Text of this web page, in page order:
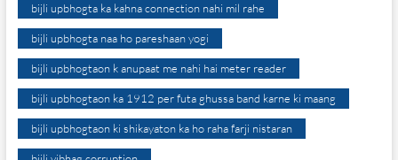
bijli upbhogta ka kahna connection nahi mil rahe
bijli upbhogta naa ho pareshaan yogi
bijli upbhogtaon k anupaat me nahi hai meter reader
bijli upbhogtaon ka 1912 per futa ghussa band karne ki maang
bijli upbhogtaon ki shikayaton ka ho raha farji nistaran